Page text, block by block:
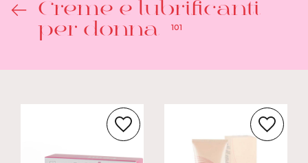
Creme e lubrificanti
per donna
101